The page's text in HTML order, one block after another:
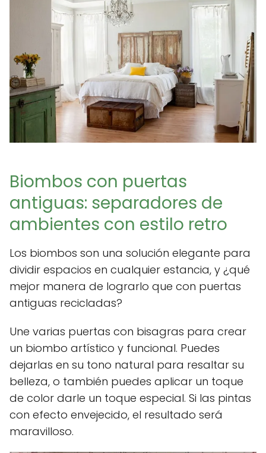
Biombos con puertas
antiguas: separadores de
ambientes con estilo retro
Los biombos son una solución elegante para
dividir espacios en cualquier estancia, y ¿qué
mejor manera de lograrlo que con puertas
antiguas recicladas?
Une varias puertas con bisagras para crear
un biombo artístico y funcional. Puedes
dejarlas en su tono natural para resaltar su
belleza, o también puedes aplicar un toque
de color darle un toque especial. Si las pintas
con efecto envejecido, el resultado será
maravilloso.